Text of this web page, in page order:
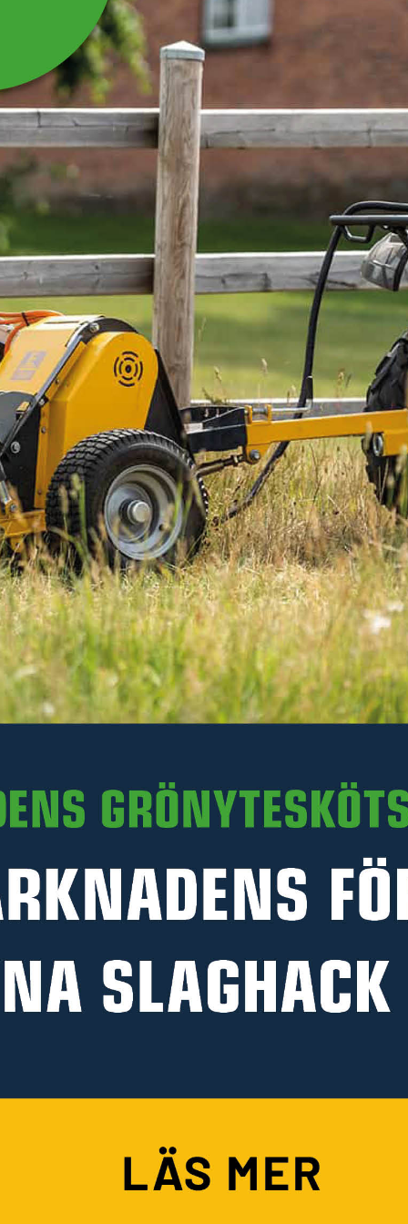
SPRINT MED
SAXPINNE 100X10MM
TILL LÄMMAR
TIPPVAGN
Sprint med saxpinne till lämmar ntill tippvagn TV25
Läs mer
156 kr
Inkl. moms
I lager
- +
LÄGG I VARUKORGEN
Art. nr R23-TV25.004
PRODUKTINFORMATION
HANDLA PÅ KELLFRI